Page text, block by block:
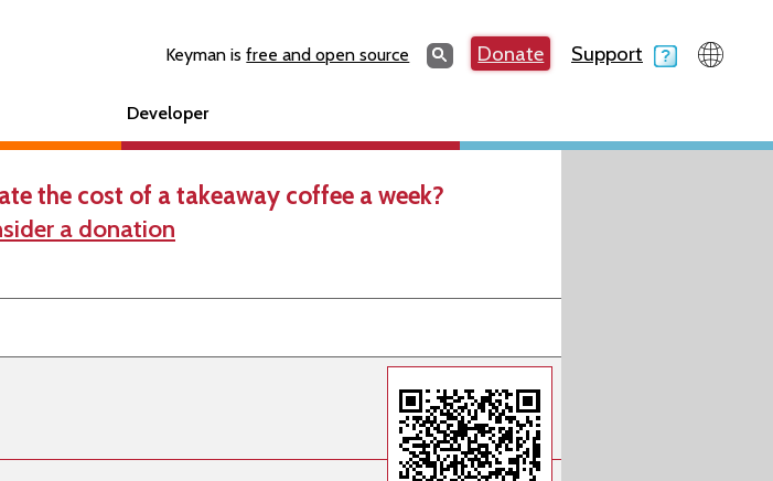
Keyman isfree and open source SearchSearchDonate Support
Developer
the cost of a takeaway coffee a week?
a donation